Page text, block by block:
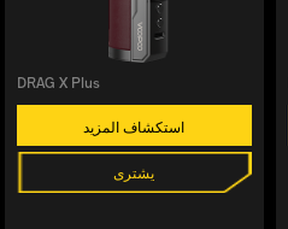
DRAG X Plus
استكشاف المزيد
يشترى